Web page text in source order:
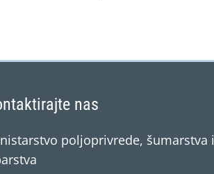
nas
poljoprivrede, šumarstva i